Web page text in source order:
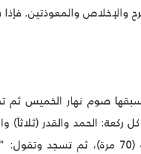
وفي الثانية الحمد وألم نشرح والإخلاص
صوم نهار الخميس
"